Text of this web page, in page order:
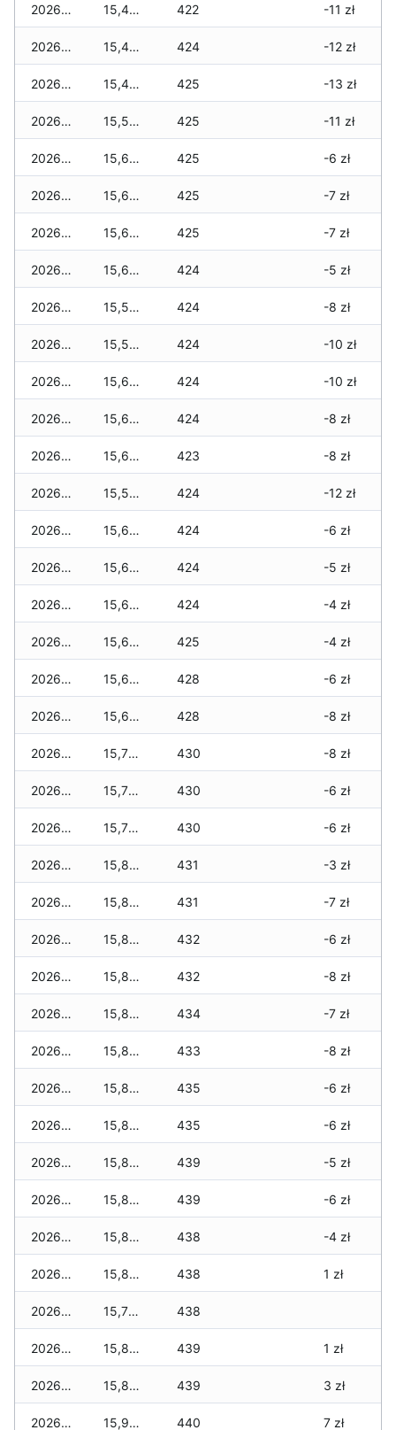
2026-08-06 15,480 zł 422 -11 zł
2026-08-05 15,480 zł 424 -12 zł
2026-08-04 15,470 zł 425 -13 zł
2026-08-03 15,540 zł 425 -11 zł
2026-08-02 15,640 zł 425 -6 zł
2026-08-01 15,670 zł 425 -7 zł
2026-07-31 15,670 zł 425 -7 zł
2026-07-29 15,620 zł 424 -5 zł
2026-07-28 15,570 zł 424 -8 zł
2026-07-27 15,570 zł 424 -10 zł
2026-07-26 15,620 zł 424 -10 zł
2026-07-24 15,650 zł 424 -8 zł
2026-07-23 15,650 zł 423 -8 zł
2026-07-22 15,580 zł 424 -12 zł
2026-07-21 15,630 zł 424 -6 zł
2026-07-20 15,640 zł 424 -5 zł
2026-07-18 15,670 zł 424 -4 zł
2026-07-17 15,670 zł 425 -4 zł
2026-07-16 15,670 zł 428 -6 zł
2026-07-15 15,670 zł 428 -8 zł
2026-07-14 15,720 zł 430 -8 zł
2026-07-13 15,770 zł 430 -6 zł
2026-07-12 15,760 zł 430 -6 zł
2026-07-11 15,820 zł 431 -3 zł
2026-07-10 15,820 zł 431 -7 zł
2026-07-09 15,820 zł 432 -6 zł
2026-07-08 15,830 zł 432 -8 zł
2026-07-07 15,830 zł 434 -7 zł
2026-07-06 15,830 zł 433 -8 zł
2026-07-05 15,860 zł 435 -6 zł
2026-07-04 15,860 zł 435 -6 zł
2026-07-03 15,870 zł 439 -5 zł
2026-07-02 15,840 zł 439 -6 zł
2026-07-01 15,890 zł 438 -4 zł
2026-06-30 15,890 zł 438 1 zł
2026-06-28 15,790 zł 438
2026-06-27 15,820 zł 439 1 zł
2026-06-26 15,870 zł 439 3 zł
2026-06-25 15,930 zł 440 7 zł